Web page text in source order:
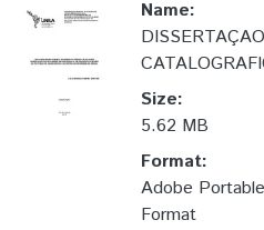
Name:
Size:
5.62 MB
Format:
Adobe
Format